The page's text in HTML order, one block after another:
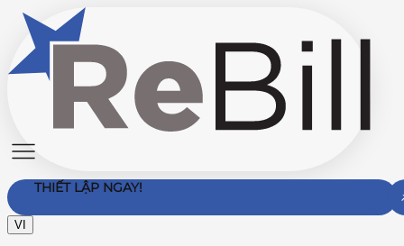
THIẾT LẬP NGAY!
VI